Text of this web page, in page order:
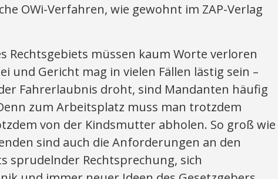
OWi-Verfahren, wie gewohnt im ZAP-Verlag
Rechtsgebiets müssen kaum Worte verloren
und Gericht mag in vielen Fällen lästig sein –
Fahrerlaubnis droht, sind Mandanten häufig
zum Arbeitsplatz muss man trotzdem
von der Kindsmutter abholen. So groß wie
sind auch die Anforderungen an den
sprudelnder Rechtsprechung, sich